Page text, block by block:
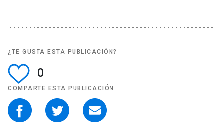
¿TE GUSTA ESTA PUBLICACIÓN?
0
COMPARTE ESTA PUBLICACIÓN